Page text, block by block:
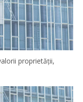
proprietății,